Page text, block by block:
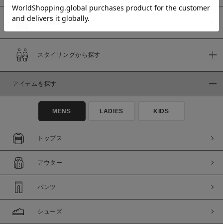
商品タイプ
通常商品
セール価格
在庫
在庫あり
予約商品
スタイリングから探す
アイテムを探す
MENS LADIES KIDS
トップス
アウター
パンツ
シューズ